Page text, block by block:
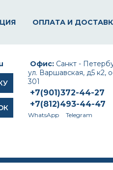
ОПЛАТА И
Офис: Санкт -
ул. Варшавская, д5 к2,
301
+7(901)372-44-27
+7(812)493-44-47
WhatsApp Telegram